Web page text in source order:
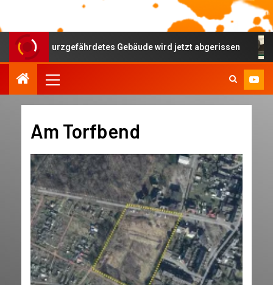
einsturzgefährdetes Gebäude wird jetzt abgerissen
Am Torfbend